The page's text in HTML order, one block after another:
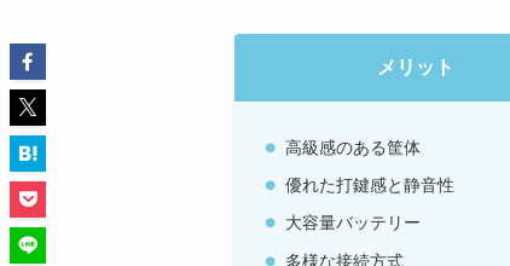
メリット
高級感のある筐体
優れた打鍵感と静音性
大容量バッテリー
多様な接続方式